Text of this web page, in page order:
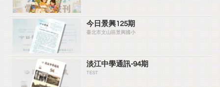
今日景興125期
臺北市文山區景興國小
淡江中學通訊-94期
TEST